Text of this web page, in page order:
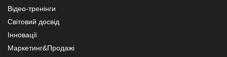
Відео-тренінги
Світовий досвід
Інновації
Маркетинг&Продажі